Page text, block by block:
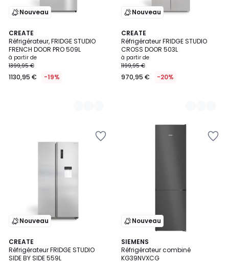
Nouveau
CREATE
Réfrigérateur, FRIDGE STUDIO
FRENCH DOOR PRO 509L
à partir de
1399,95 €
1130,95 € -19%
4
Couleurs
Nouveau
CREATE
Réfrigérateur FRIDGE STUDIO
CROSS DOOR 503L
à partir de
1199,95 €
970,95 € -20%
4
Couleurs
Nouveau
CREATE
Réfrigérateur FRIDGE STUDIO
SIDE BY SIDE 559L
Nouveau
SIEMENS
Réfrigérateur combiné
KG39NVXCG